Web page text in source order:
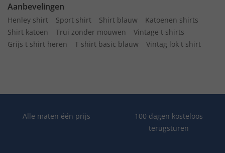
Aanbevelingen
Henley shirt Sport shirt Shirt blauw
Katoenen shirts
Shirt katoen
Trui zonder mouwen
Vintage t shirts
Grijs t shirt heren
T shirt basic blauw Vintag lok t shirt
Alle maten één prijs
100 dagen kosteloos
terugsturen